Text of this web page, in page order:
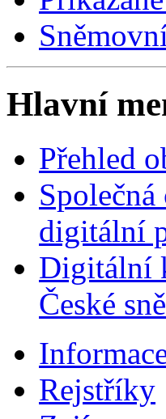
Hlavní
Přehled
digitální
Digitální
České
Rejstříky